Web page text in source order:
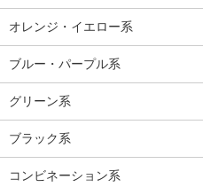
オレンジ・イエロー系
ブルー・パープル系
グリーン系
ブラック系
コンビネーション系